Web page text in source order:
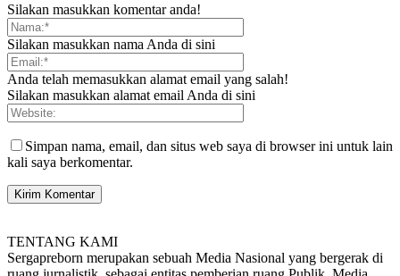
Silakan masukkan komentar anda!
Silakan masukkan nama Anda di sini
Anda telah memasukkan alamat email yang salah!
Silakan masukkan alamat email Anda di sini
Simpan nama, email, dan situs web saya di browser ini untuk lain
kali saya berkomentar.
TENTANG KAMI
Sergapreborn merupakan sebuah Media Nasional yang bergerak di